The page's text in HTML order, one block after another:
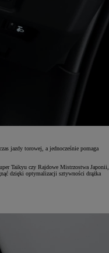
jazdy torowej, a jednocześnie pomaga
Taikyu czy Rajdowe Mistrzostwa Japonii,
dzięki optymalizacji sztywności drążka